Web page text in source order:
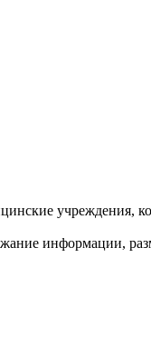
информации,